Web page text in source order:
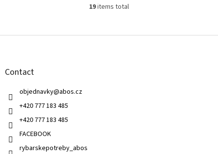
L
t
19items total
Contact
objednavky@abos.cz
+420 777 183 485
+420 777 183 485
FACEBOOK
rybarskepotreby_abos